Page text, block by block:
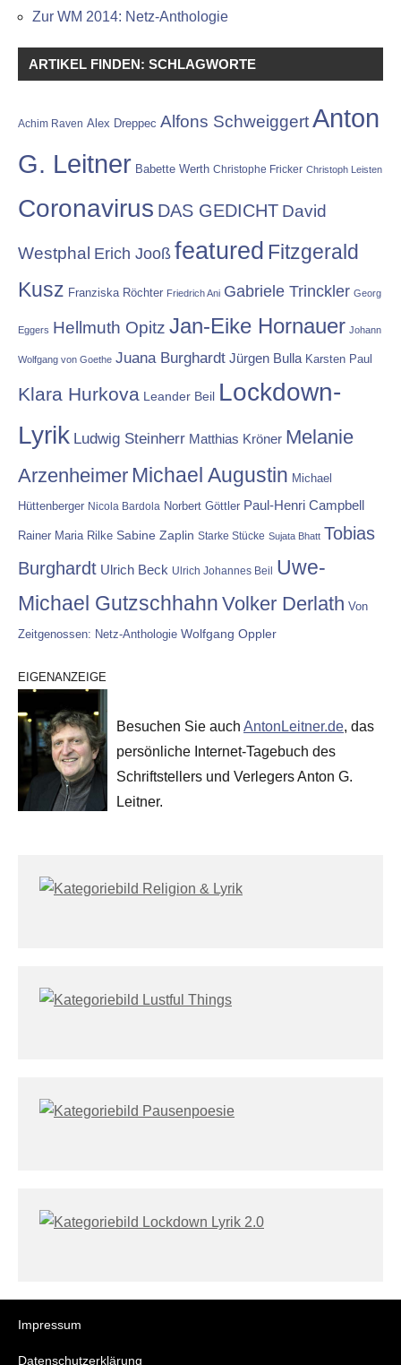
Zur WM 2014: Netz-Anthologie
ARTIKEL FINDEN: SCHLAGWORTE
Achim Raven Alex Dreppec Alfons SchweiggertAnton
G. Leitner Babette Werth Christophe Fricker Christoph Leisten
Coronavirus DAS GEDICHT David
Westphal Erich Jooß featured Fitzgerald
Kusz Franziska Röchter Friedrich Ani Gabriele Trinckler Georg
Eggers Hellmuth Opitz Jan-Eike Hornauer Johann
Wolfgang von Goethe Juana Burghardt Jürgen Bulla Karsten Paul
Klara Hurkova Leander Beil Lockdown-
Lyrik Ludwig Steinherr Matthias Kröner Melanie
Arzenheimer Michael Augustin Michael
Hüttenberger Nicola Bardola Norbert Göttler Paul-Henri Campbell
Rainer Maria Rilke Sabine Zaplin Starke Stücke Sujata Bhatt Tobias
Burghardt Ulrich Beck Ulrich Johannes Beil Uwe-
Michael Gutzschhahn Volker Derlath Von
Zeitgenossen: Netz-Anthologie Wolfgang Oppler
EIGENANZEIGE
Besuchen Sie auch AntonLeitner.de, das
persönliche Internet-Tagebuch des
Schriftstellers und Verlegers Anton G.
Leitner.
Impressum
Datenschutzerklärung